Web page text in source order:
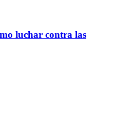
luchar contra las